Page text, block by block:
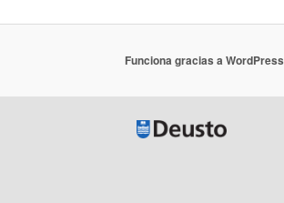
Funciona gracias a WordPress